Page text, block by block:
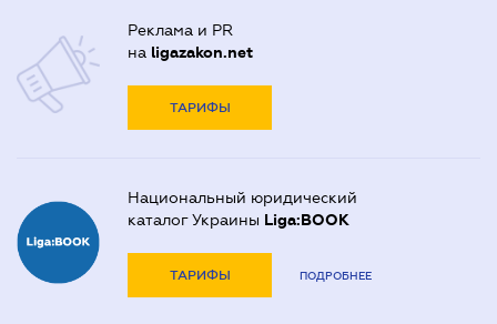
Реклама и PR
на ligazakon.net
ТАРИФЫ
Национальный юридический
каталог Украины Liga:BOOK
ТАРИФЫ ПОДРОБНЕЕ